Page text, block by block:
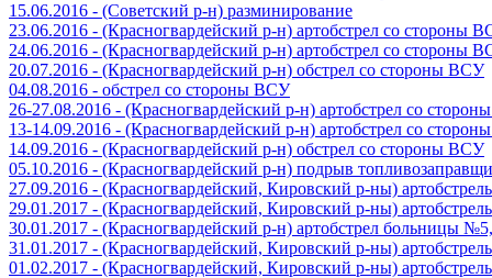
15.06.2016 - (Советский р-н) разминирование
23.06.2016 - (Красногвардейский р-н) артобстрел со стороны
24.06.2016 - (Красногвардейский р-н) артобстрел со стороны
20.07.2016 - (Красногвардейский р-н) обстрел со стороны ВСУ
04.08.2016 - обстрел со стороны ВСУ
26-27.08.2016 - (Красногвардейский р-н) артобстрел со
13-14.09.2016 - (Красногвардейский р-н) артобстрел со
14.09.2016 - (Красногвардейский р-н) обстрел со стороны ВСУ
05.10.2016 - (Красногвардейский р-н) подрыв
27.09.2016 - (Красногвардейский, Кировский р-ны)
29.01.2017 - (Красногвардейский, Кировский р-ны)
30.01.2017 - (Красногвардейский р-н) артобстрел больницы
31.01.2017 - (Красногвардейский, Кировский р-ны)
01.02.2017 - (Красногвардейский, Кировский р-ны)